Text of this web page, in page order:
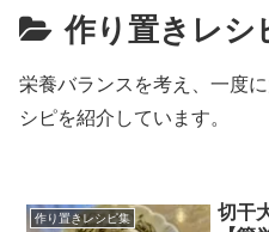
作り置きレシ
栄養バランスを考え、一度
シピを紹介しています。
作り置きレシピ集
切干